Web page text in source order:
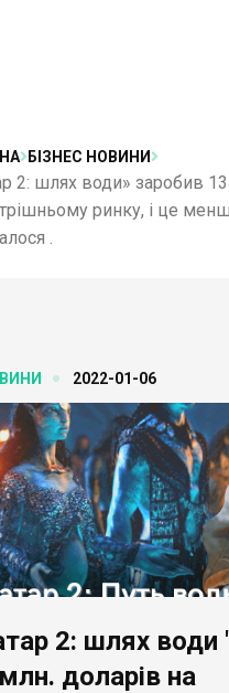
БІЗНЕС НОВИНИ
2: шлях води» заробив
ринку, і це
.
2022-01-06
2: шлях води
доларів на